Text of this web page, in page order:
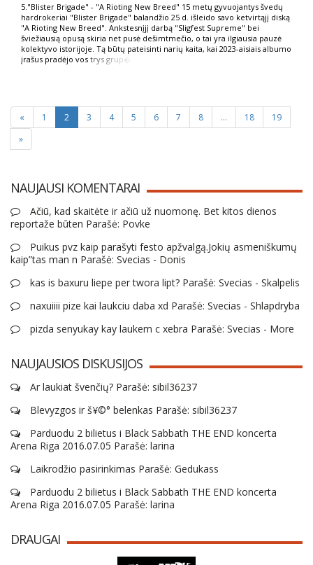
5."Blister Brigade" - "A Rioting New Breed" 15 metų gyvuojantys švedų
hardrokeriai "Blister Brigade" balandžio 25 d. išleido savo ketvirtąjį diską
"A Rioting New Breed". Ankstesnįjį darbą "Sligfest Supreme" bei
šviežiausią opusą skiria net pusė dešimtmečio, o tai yra ilgiausia pauzė
kolektyvo istorijoje. Tą būtų pateisinti narių kaita, kai 2023-aisiais albumo
įrašus pradėjo vos trys grup�
« 1 2 3 4 5 6 7 8 ... 18
19
»
NAUJAUSI KOMENTARAI
Ačiū, kad skaitėte ir ačiū už nuomonę. Bet kitos dienos
reportaže būten Parašė: Povke
Puikus pvz kaip parašyti festo apžvalgą.Jokių asmeniškumų
kaip”tas man n Parašė: Svecias - Donis
kas is baxuru liepe per twora lipt? Parašė: Svecias - Skalpelis
naxuiiii pize kai laukciu daba xd Parašė: Svecias - Shlapdryba
pizda senyukay kay laukem c xebra Parašė: Svecias - More
NAUJAUSIOS DISKUSIJOS
Ar laukiat švenčių? Parašė: sibil36237
Blevyzgos ir š¥©° belenkas Parašė: sibil36237
Parduodu 2 bilietus i Black Sabbath THE END koncerta
Arena Riga 2016.07.05 Parašė: larina
Laikrodžio pasirinkimas Parašė: Gedukass
Parduodu 2 bilietus i Black Sabbath THE END koncerta
Arena Riga 2016.07.05 Parašė: larina
DRAUGAI